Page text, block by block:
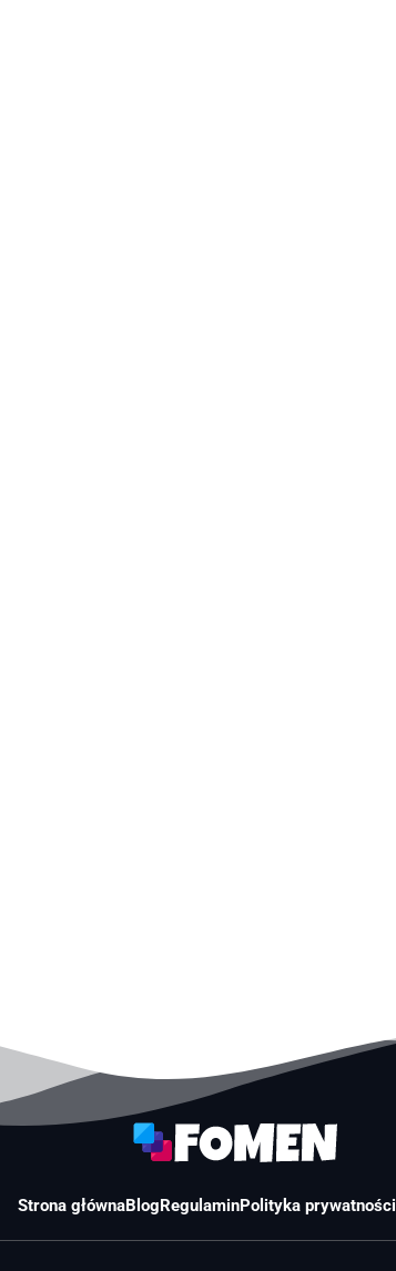
Strona głównaBlogRegulaminPolityka prywatności